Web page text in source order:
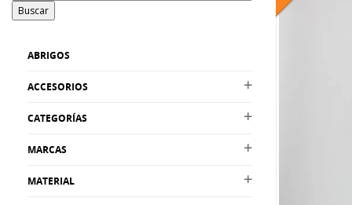
Buscar
ABRIGOS
ACCESORIOS
CATEGORÍAS
MARCAS
MATERIAL